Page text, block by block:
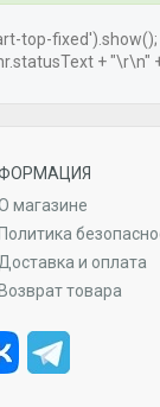
+ "\r\n"
магазине
Доставка и оплата
товара